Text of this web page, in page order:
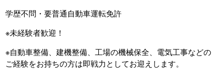
学歴不問・要普通自動車運転免許
※未経験者歓迎！
※自動車整備、建機整備、工場の機械保全、電気工事などの
ご経験をお持ちの方は即戦力としてお迎えします。